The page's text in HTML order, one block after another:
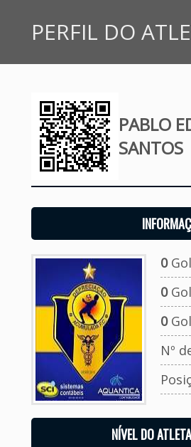
PERFIL DO
PABLO
SANTOS
0
0
0
Nº
NÍVEL DO